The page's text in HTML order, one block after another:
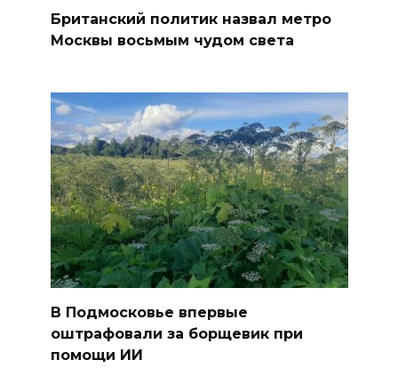
Британский политик назвал метро
Москвы восьмым чудом света
В Подмосковье впервые
оштрафовали за борщевик при
помощи ИИ